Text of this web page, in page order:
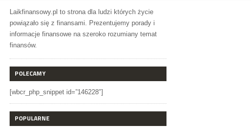
Laikfinansowy.pl to strona dla ludzi których życie
powiązało się z finansami. Prezentujemy porady i
informacje finansowe na szeroko rozumiany temat
finansów.
POLECAMY
[wbcr_php_snippet id=”146228″]
POPULARNE